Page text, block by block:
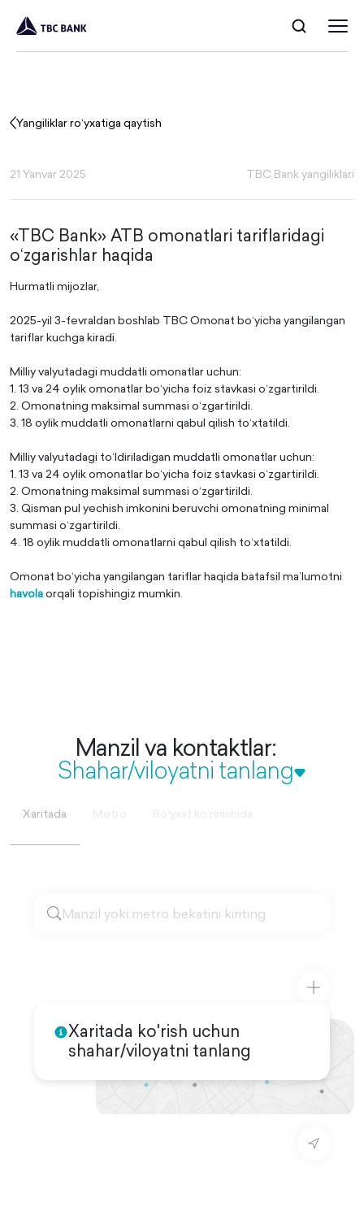
Yangiliklar ro‘yxatiga qaytish
21 Yanvar 2025 TBC Bank yangiliklari
«TBC Bank» ATB omonatlari tariflaridagi
o‘zgarishlar haqida
Hurmatli mijozlar,
2025-yil 3-fevraldan boshlab TBC Omonat bo‘yicha yangilangan
tariflar kuchga kiradi.
Milliy valyutadagi muddatli omonatlar uchun:
1. 13 va 24 oylik omonatlar bo‘yicha foiz stavkasi o‘zgartirildi.
2. Omonatning maksimal summasi o‘zgartirildi.
3. 18 oylik muddatli omonatlarni qabul qilish to‘xtatildi.
Milliy valyutadagi to‘ldiriladigan muddatli omonatlar uchun:
1. 13 va 24 oylik omonatlar bo‘yicha foiz stavkasi o‘zgartirildi.
2. Omonatning maksimal summasi o‘zgartirildi.
3. Qisman pul yechish imkonini beruvchi omonatning minimal
summasi o‘zgartirildi.
4. 18 oylik muddatli omonatlarni qabul qilish to‘xtatildi.
Omonat bo‘yicha yangilangan tariflar haqida batafsil ma’lumotni
havolaorqali topishingiz mumkin.
Manzil va kontaktlar:
Shahar/viloyatni tanlang
Xaritada
Xaritada ko'rish uchun
shahar/viloyatni tanlang